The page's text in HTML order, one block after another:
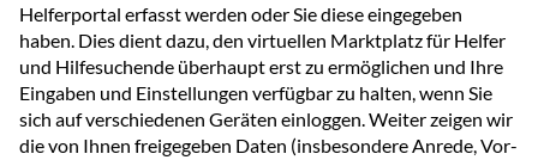
Helferportal erfasst werden oder Sie diese eingegeben
haben. Dies dient dazu, den virtuellen Marktplatz für Helfer
und Hilfesuchende überhaupt erst zu ermöglichen und Ihre
Eingaben und Einstellungen verfügbar zu halten, wenn Sie
sich auf verschiedenen Geräten einloggen. Weiter zeigen wir
die von Ihnen freigegeben Daten (insbesondere Anrede, Vor-